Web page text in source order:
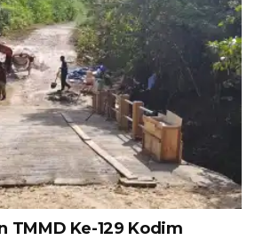
TMMD Ke-129 Kodim